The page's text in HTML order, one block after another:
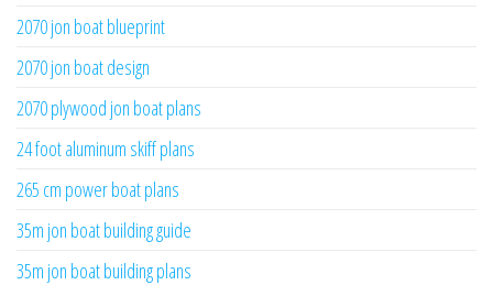
2070 jon boat blueprint
2070 jon boat design
2070 plywood jon boat plans
24 foot aluminum skiff plans
265 cm power boat plans
35m jon boat building guide
35m jon boat building plans